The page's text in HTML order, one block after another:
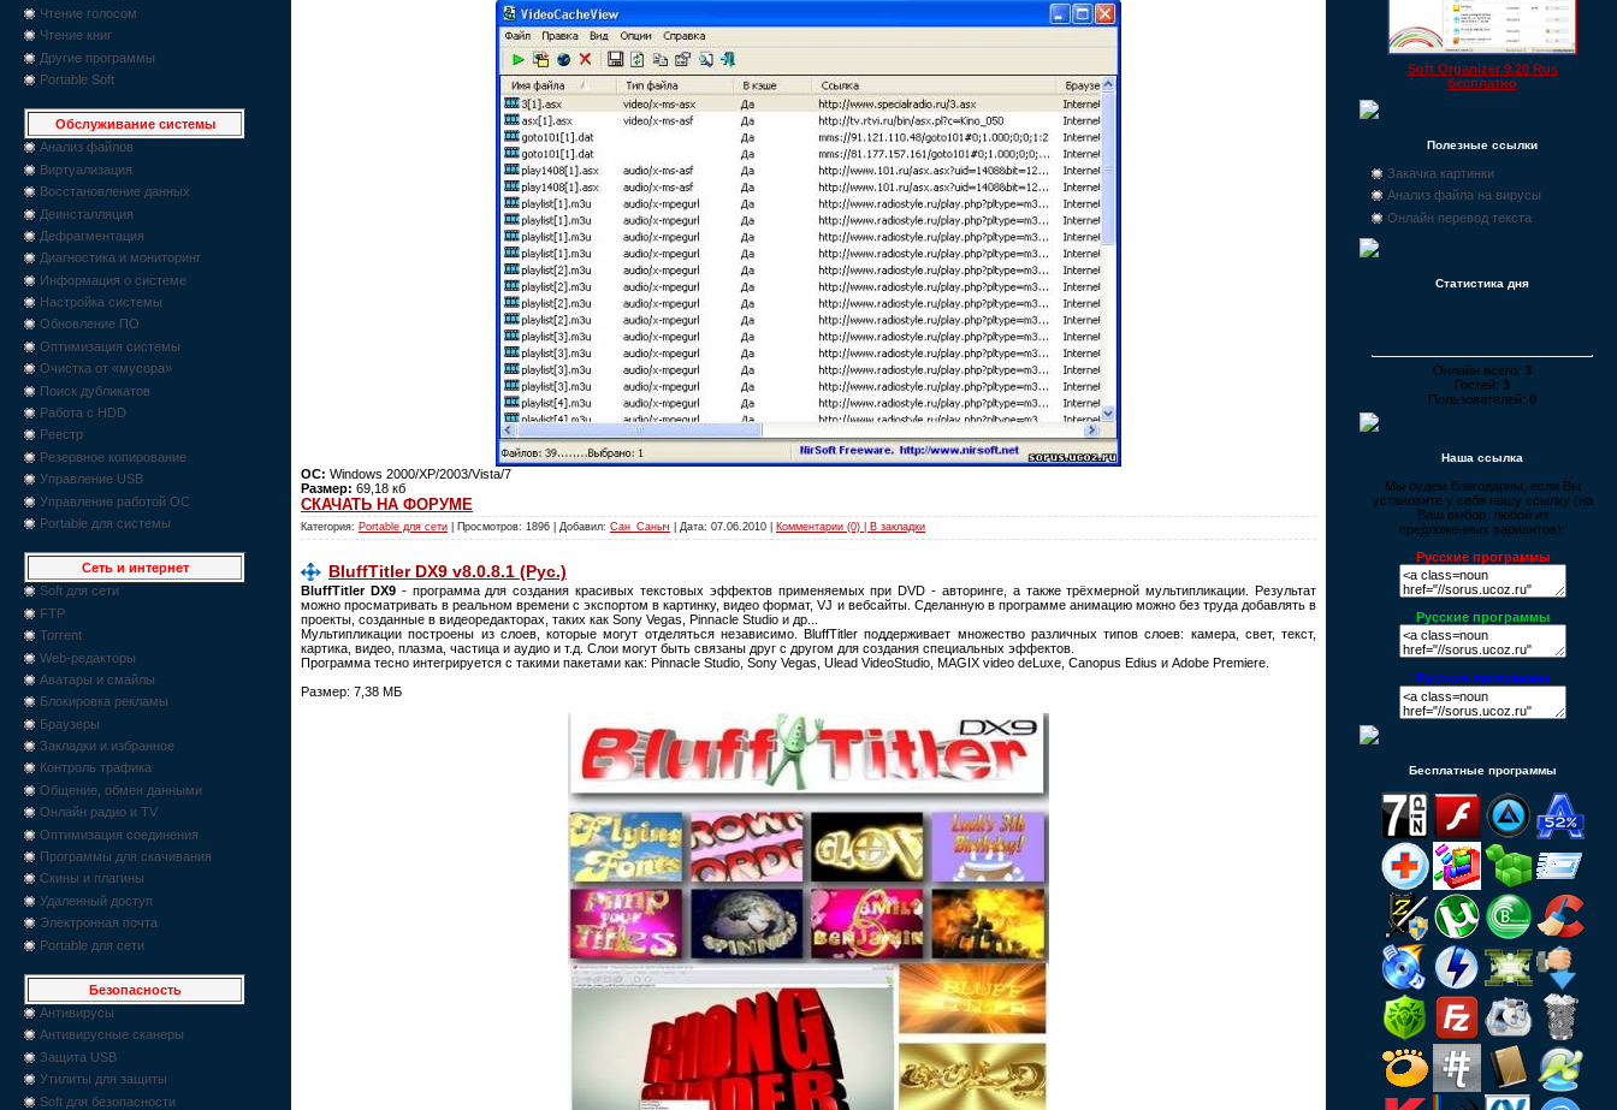
Чтение голосом
Чтение книг
Другие программы
Portable Soft
Обслуживание системы
Анализ файлов
Виртуализация
Восстановление данных
Деинсталляция
Дефрагментация
Диагностика и мониторинг
Информация о системе
Настройка системы
Обновление ПО
Оптимизация системы
Очистка от «мусора»
Поиск дубликатов
Работа с HDD
Реестр
Резервное копирование
Управление USB
Управление работой ОС
Portable для системы
Сеть и интернет
Soft для сети
FTP
Torrent
Web-редакторы
Аватары и смайлы
Блокировка рекламы
Браузеры
Закладки и избранное
Контроль трафика
Общение, обмен данными
Онлайн радио и TV
Оптимизация соединения
Программы для скачивания
Скины и плагины
Удаленный доступ
Электронная почта
Portable для сети
Безопасность
Антивирусы
Антивирусные сканеры
Защита USB
Утилиты для защиты
Soft для безопасности
ОС: Windows 2000/XP/2003/Vista/7
Размер: 69,18 кб
СКАЧАТЬ НА ФОРУМЕ
Категория: Portable для сети | Просмотров: 1896 | Добавил: Сан_Саныч | Дата: 07.06.2010 Комментарии (0) | В закладки
BluffTitler DX9 v8.0.8.1 (Рус.)
BluffTitler DX9- программа для создания красивых текстовых эффектов применяемых при DVD - авторинге, а также трёхмерной мультипликации. Результат
можно просматривать в реальном времени с экспортом в картинку, видео формат, VJ и вебсайты. Сделанную в программе анимацию можно без труда добавлять в
проекты, созданные в видеоредакторах, таких как Sony Vegas, Pinnacle Studio и др...
Мультипликации построены из слоев, которые могут отделяться независимо. BluffTitler поддерживает множество различных типов слоев: камера, свет, текст,
картика, видео, плазма, частица и аудио и т.д. Слои могут быть связаны друг с другом для создания специальных эффектов.
Программа тесно интегрируется с такими пакетами как: Pinnacle Studio, Sony Vegas, Ulead VideoStudio, MAGIX video deLuxe, Canopus Edius и Adobe Premiere.
Размер: 7,38 МБ
Soft Organizer 9.20 Rus
бесплатно
Полезные ссылки
Закачка картинки
Анализ файла на вирусы
Онлайн перевод текста
Статистика дня
Онлайн всего: 3
Гостей: 3
Пользователей: 0
Наша ссылка
Мы будем благодарны, если Вы
установите у себя нашу ссылку (на
Ваш выбор, любой из
предложенных вариантов):
Русские программы
Русские программы
Русские программы
Бесплатные программы